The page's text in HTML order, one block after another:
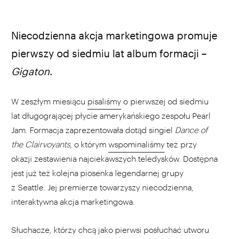
Niecodzienna akcja marketingowa promuje
pierwszy od siedmiu lat album formacji –
Gigaton.
W zeszłym miesiącu pisaliśmy o pierwszej od siedmiu
lat długogrającej płycie amerykańskiego zespołu Pearl
Jam. Formacja zaprezentowała dotąd singiel Dance of
the Clairvoyants, o którym wspominaliśmy też przy
okazji zestawienia najciekawszych teledysków. Dostępna
jest już też kolejna piosenka legendarnej grupy
z Seattle. Jej premierze towarzyszy niecodzienna,
interaktywna akcja marketingowa.
Słuchacze, którzy chcą jako pierwsi posłuchać utworu